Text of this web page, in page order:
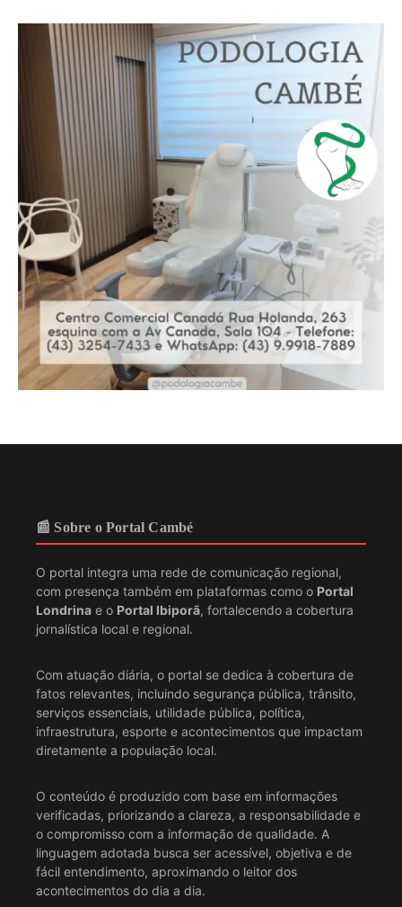
📰 Sobre o Portal Cambé
O portal integra uma rede de comunicação regional,
com presença também em plataformas como o Portal
Londrina e o Portal Ibiporã, fortalecendo a cobertura
jornalística local e regional.
Com atuação diária, o portal se dedica à cobertura de
fatos relevantes, incluindo segurança pública, trânsito,
serviços essenciais, utilidade pública, política,
infraestrutura, esporte e acontecimentos que impactam
diretamente a população local.
O conteúdo é produzido com base em informações
verificadas, priorizando a clareza, a responsabilidade e
o compromisso com a informação de qualidade. A
linguagem adotada busca ser acessível, objetiva e de
fácil entendimento, aproximando o leitor dos
acontecimentos do dia a dia.